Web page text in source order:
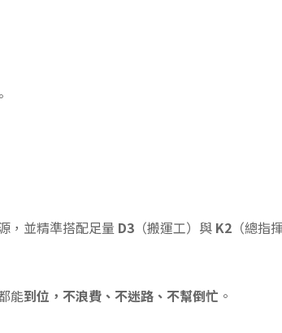
，並精準搭配足量 D3 （搬運工）與 K2 （總指
能到位，不浪費、不迷路、不幫倒忙 。